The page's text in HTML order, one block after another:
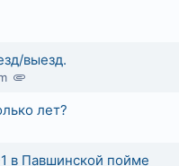
выезд.
лет?
в Павшинской пойме